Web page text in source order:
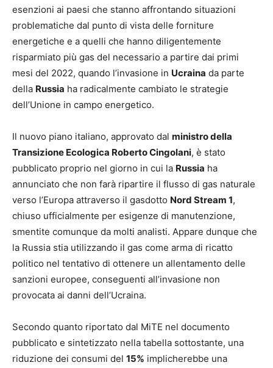
esenzioni ai paesi che stanno affrontando situazioni
problematiche dal punto di vista delle forniture
energetiche e a quelli che hanno diligentemente
risparmiato più gas del necessario a partire dai primi
mesi del 2022, quando l’invasione in Ucraina da parte
della Russia ha radicalmente cambiato le strategie
dell’Unione in campo energetico.
Il nuovo piano italiano, approvato dal ministro della
Transizione Ecologica Roberto Cingolani, è stato
pubblicato proprio nel giorno in cui la Russia ha
annunciato che non farà ripartire il flusso di gas naturale
verso l’Europa attraverso il gasdotto Nord Stream 1,
chiuso ufficialmente per esigenze di manutenzione,
smentite comunque da molti analisti. Appare dunque che
la Russia stia utilizzando il gas come arma di ricatto
politico nel tentativo di ottenere un allentamento delle
sanzioni europee, conseguenti all’invasione non
provocata ai danni dell’Ucraina.
Secondo quanto riportato dal MiTE nel documento
pubblicato e sintetizzato nella tabella sottostante, una
riduzione dei consumi del 15% implicherebbe una